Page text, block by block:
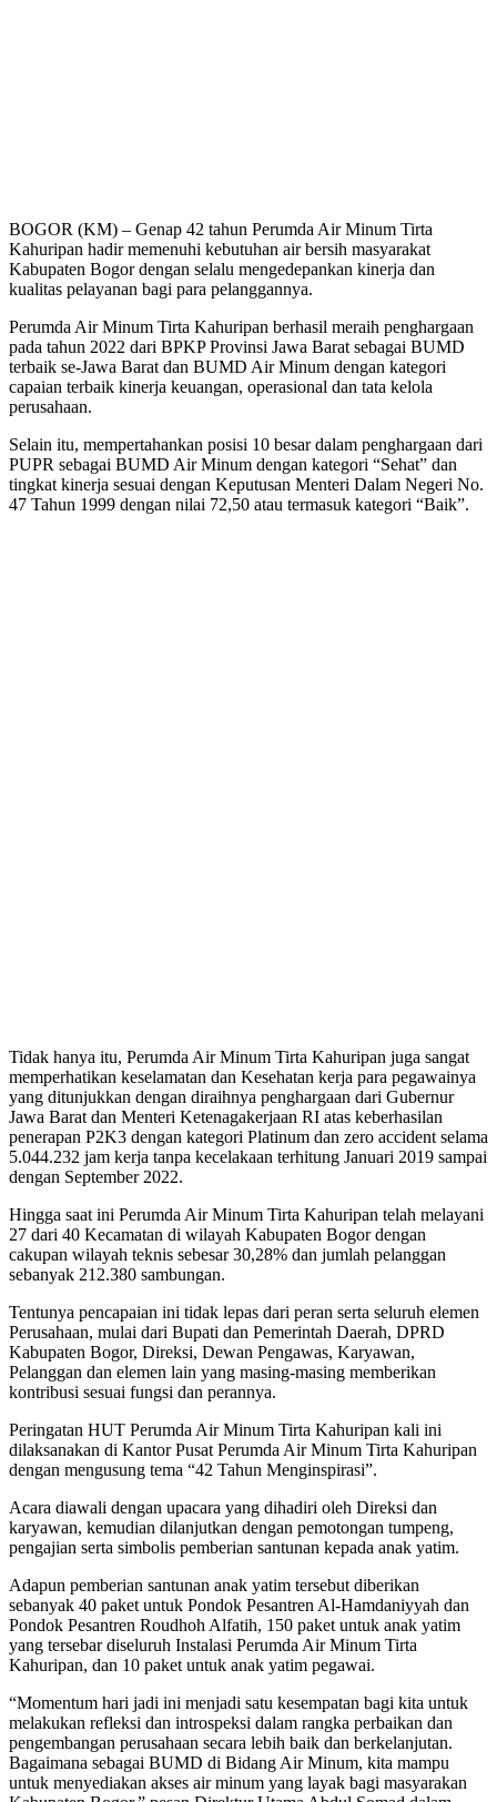
BOGOR (KM) – Genap 42 tahun Perumda Air Minum Tirta
Kahuripan hadir memenuhi kebutuhan air bersih masyarakat
Kabupaten Bogor dengan selalu mengedepankan kinerja dan
kualitas pelayanan bagi para pelanggannya.
Perumda Air Minum Tirta Kahuripan berhasil meraih penghargaan
pada tahun 2022 dari BPKP Provinsi Jawa Barat sebagai BUMD
terbaik se-Jawa Barat dan BUMD Air Minum dengan kategori
capaian terbaik kinerja keuangan, operasional dan tata kelola
perusahaan.
Selain itu, mempertahankan posisi 10 besar dalam penghargaan dari
PUPR sebagai BUMD Air Minum dengan kategori “Sehat” dan
tingkat kinerja sesuai dengan Keputusan Menteri Dalam Negeri No.
47 Tahun 1999 dengan nilai 72,50 atau termasuk kategori “Baik”.
Tidak hanya itu, Perumda Air Minum Tirta Kahuripan juga sangat
memperhatikan keselamatan dan Kesehatan kerja para pegawainya
yang ditunjukkan dengan diraihnya penghargaan dari Gubernur
Jawa Barat dan Menteri Ketenagakerjaan RI atas keberhasilan
penerapan P2K3 dengan kategori Platinum dan zero accident selama
5.044.232 jam kerja tanpa kecelakaan terhitung Januari 2019 sampai
dengan September 2022.
Hingga saat ini Perumda Air Minum Tirta Kahuripan telah melayani
27 dari 40 Kecamatan di wilayah Kabupaten Bogor dengan
cakupan wilayah teknis sebesar 30,28% dan jumlah pelanggan
sebanyak 212.380 sambungan.
Tentunya pencapaian ini tidak lepas dari peran serta seluruh elemen
Perusahaan, mulai dari Bupati dan Pemerintah Daerah, DPRD
Kabupaten Bogor, Direksi, Dewan Pengawas, Karyawan,
Pelanggan dan elemen lain yang masing-masing memberikan
kontribusi sesuai fungsi dan perannya.
Peringatan HUT Perumda Air Minum Tirta Kahuripan kali ini
dilaksanakan di Kantor Pusat Perumda Air Minum Tirta Kahuripan
dengan mengusung tema “42 Tahun Menginspirasi”.
Acara diawali dengan upacara yang dihadiri oleh Direksi dan
karyawan, kemudian dilanjutkan dengan pemotongan tumpeng,
pengajian serta simbolis pemberian santunan kepada anak yatim.
Adapun pemberian santunan anak yatim tersebut diberikan
sebanyak 40 paket untuk Pondok Pesantren Al-Hamdaniyyah dan
Pondok Pesantren Roudhoh Alfatih, 150 paket untuk anak yatim
yang tersebar diseluruh Instalasi Perumda Air Minum Tirta
Kahuripan, dan 10 paket untuk anak yatim pegawai.
“Momentum hari jadi ini menjadi satu kesempatan bagi kita untuk
melakukan refleksi dan introspeksi dalam rangka perbaikan dan
pengembangan perusahaan secara lebih baik dan berkelanjutan.
Bagaimana sebagai BUMD di Bidang Air Minum, kita mampu
untuk menyediakan akses air minum yang layak bagi masyarakan